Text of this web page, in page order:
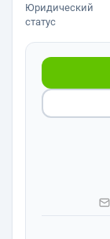
Юридический
статус